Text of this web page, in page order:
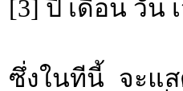
[3] ปี เดือน วัน
ซึ่งในทีนี้ จะแ